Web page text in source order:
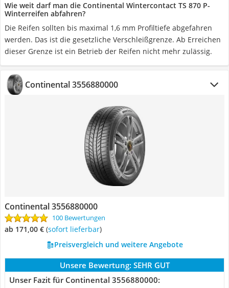
Wie weit darf man die Continental Wintercontact TS 870 P-
Winterreifen abfahren?
Die Reifen sollten bis maximal 1,6 mm Profiltiefe abgefahren
werden. Das ist die gesetzliche Verschleißgrenze. Ab Erreichen
dieser Grenze ist ein Betrieb der Reifen nicht mehr zulässig.
Continental 3556880000
Continental 3556880000
100 Bewertungen
ab 171,00 € ( Sofort lieferbar)
Preisvergleich und weitere Angebote
Unsere Bewertung: SEHR GUT
Unser Fazit für Continental 3556880000: